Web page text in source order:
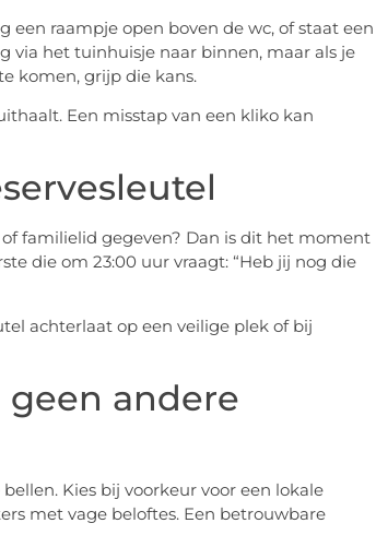
een raampje open boven de wc, of staat een
via het tuinhuisje naar binnen, maar als je
komen, grijp die kans.
Een misstap van een kliko kan
familielid gegeven? Dan is dit het moment
die om 23:00 uur vraagt: “Heb jij nog die
achterlaat op een veilige plek of bij
geen andere
Kies bij voorkeur voor een lokale
met vage beloftes. Een betrouwbare